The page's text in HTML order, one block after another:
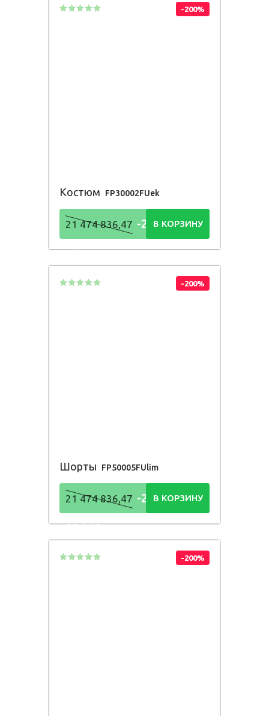
-200%
Костюм FP30002FUek
21 474 836,47 -21 474
836,48Р
В КОРЗИНУ
-200%
Шорты FP50005FUlim
21 474 836,47 -21 474
836,48Р
В КОРЗИНУ
-200%